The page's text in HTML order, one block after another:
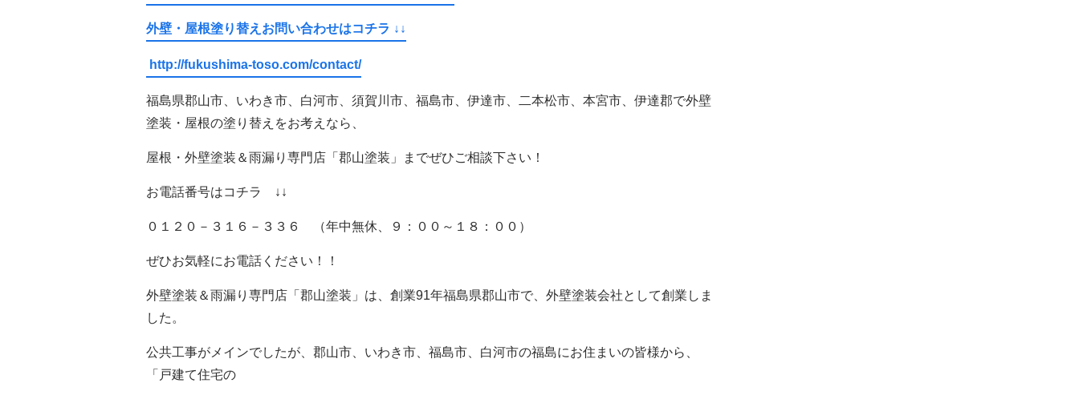
外壁・屋根塗り替えお問い合わせはコチラ ↓↓
http://fukushima-toso.com/contact/
福島県郡山市、いわき市、白河市、須賀川市、福島市、伊達市、二本松市、本宮市、伊達郡で外壁
塗装・屋根の塗り替えをお考えなら、
屋根・外壁塗装＆雨漏り専門店「郡山塗装」までぜひご相談下さい！
お電話番号はコチラ ↓↓
０１２０－３１６－３３６ （年中無休、９：００～１８：００）
ぜひお気軽にお電話ください！！
外壁塗装＆雨漏り専門店「郡山塗装」は、創業91年福島県郡山市で、外壁塗装会社として創業しま
した。
公共工事がメインでしたが、郡山市、いわき市、福島市、白河市の福島にお住まいの皆様から、
「戸建て住宅の